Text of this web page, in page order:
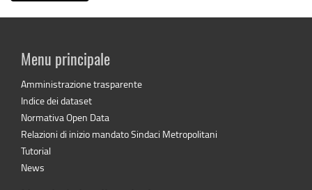
Menu principale
Amministrazione trasparente
Indice dei dataset
Normativa Open Data
Relazioni di inizio mandato Sindaci Metropolitani
Tutorial
News